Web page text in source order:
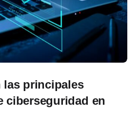
las principales
ciberseguridad en